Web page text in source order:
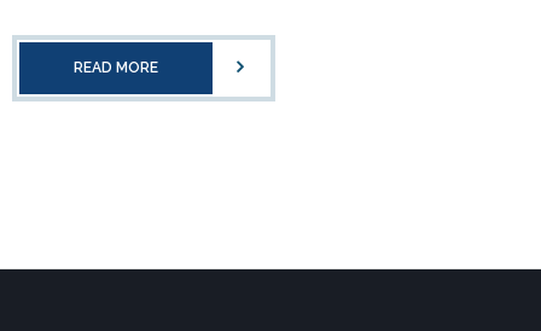
READ MORE